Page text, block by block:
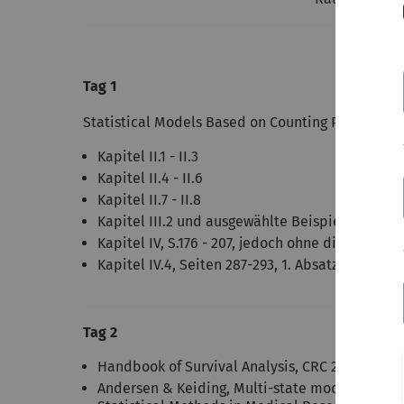
Tag 1
Statistical Models Based on Counting
Kapitel II.1 - II.3
Kapitel II.4 - II.6
Kapitel II.7 - II.8
Kapitel III.2 und ausgewählte Beispiele aus III.1
Kapitel IV, S.176 - 207, jedoch ohne die
Kapitel IV.4, Seiten 287-293, 1. Absatz; 298,
Tag 2
Handbook of Survival Analysis, CRC 2013,
Andersen & Keiding, Multi-state models for